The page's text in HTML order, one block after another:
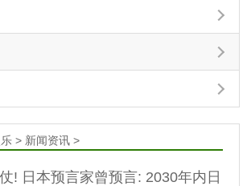
> 新闻资讯>
! 日本预言家曾预言: 2030年内日